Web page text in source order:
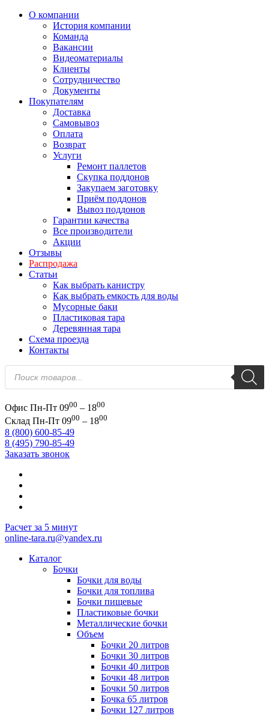
О компании
История компании
Команда
Вакансии
Видеоматериалы
Клиенты
Сотрудничество
Документы
Покупателям
Доставка
Самовывоз
Оплата
Возврат
Услуги
Ремонт паллетов
Скупка поддонов
Закупаем заготовку
Приём поддонов
Вывоз поддонов
Гарантии качества
Все производители
Акции
Отзывы
Распродажа
Статьи
Как выбрать канистру
Как выбрать емкость для воды
Мусорные баки
Пластиковая тара
Деревянная тара
Схема проезда
Контакты
Поиск
товаров
Офис Пн-Пт 0900 – 1800
Склад Пн-Пт 0900 – 1800
8 (800) 600-85-49
8 (495) 790-85-49
Заказать звонок
Расчет за 5 минут
online-tara.ru@yandex.ru
Каталог
Бочки
Бочки для воды
Бочки для топлива
Бочки пищевые
Пластиковые бочки
Металлические бочки
Объем
Бочки 20 литров
Бочки 30 литров
Бочки 40 литров
Бочки 48 литров
Бочки 50 литров
Бочка 65 литров
Бочки 127 литров